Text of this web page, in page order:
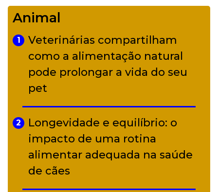
Camerata tem repertório
diverso a partir de R$ 17
Adriana Calcanhotto retoma
alter ego infantil para show em
Curitiba
Animal
1
Veterinárias compartilham
como a alimentação natural
pode prolongar a vida do seu
pet
2
Longevidade e equilíbrio: o
impacto de uma rotina
alimentar adequada na saúde
de cães